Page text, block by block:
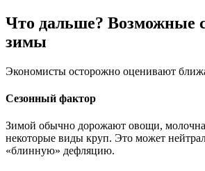
Что дальше? Возможные
зимы
Экономисты осторожно оценивают
Сезонный фактор
Зимой обычно дорожают овощи,
некоторые виды круп. Это может
«блинную» дефляцию.